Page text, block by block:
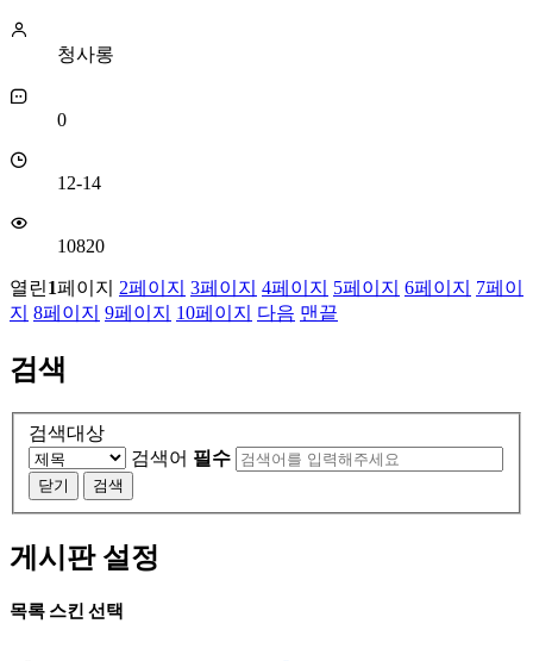
청사롱
0
12-14
10820
열린1페이지 2페이지 3페이지 4페이지 5페이지 6페이지 7페이
지 8페이지 9페이지 10페이지 다음 맨끝
검색
검색대상
검색어 필수
닫기 검색
게시판 설정
목록 스킨 선택